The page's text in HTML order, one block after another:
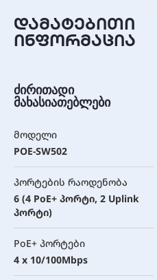
დამატებითი
ინფორმაცია
ძირითადი
მახასიათებლები
მოდელი
POE-SW502
პორტების რაოდენობა
6 (4 PoE+ პორტი, 2 Uplink
პორტი)
PoE+ პორტები
4 x 10/100Mbps